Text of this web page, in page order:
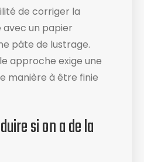
de corriger la
avec un papier
pâte de lustrage.
approche exige une
manière à être finie
si on a de la